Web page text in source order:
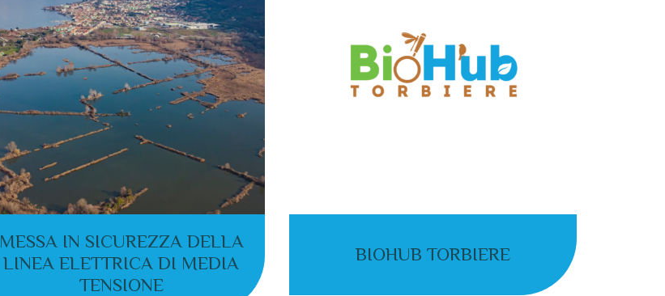
MESSA IN SICUREZZA DELLA
LINEA ELETTRICA DI MEDIA
TENSIONE
BIOHUB TORBIERE